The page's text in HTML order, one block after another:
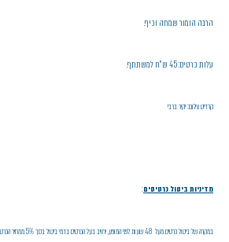
הרבה הומור שמחה וכיף.
עלות כרטיס: 45 ש"ח למשתתף.
קרדיט צילום: יקיר ברבי
מדיניות ביטול כרטיסים:
במקרה של ביטול כרטיס מעל 48 שעות לפני המופע, יחויב בעל הכרטיס בדמי ביטול בסך 5% ממחיר הכרטיס